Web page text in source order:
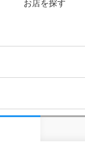
お店を探す